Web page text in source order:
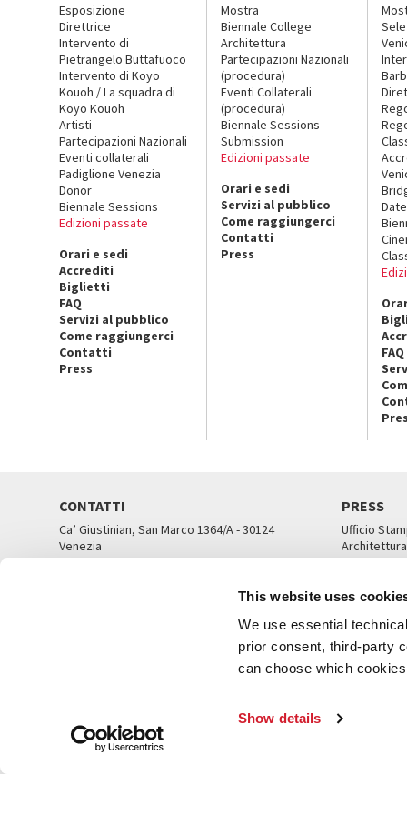
This website uses
We use essential
prior consent, third-party
can choose which
Show details
Esposizione
Direttrice
Intervento di
Pietrangelo Buttafuoco
Intervento di Koyo
Kouoh / La squadra di
Koyo Kouoh
Artisti
Partecipazioni Nazionali
Eventi collaterali
Padiglione Venezia
Donor
Biennale Sessions
Edizioni passate
Orari e sedi
Accrediti
Biglietti
FAQ
Servizi al pubblico
Come raggiungerci
Contatti
Press
Mostra
Biennale College
Architettura
Partecipazioni Nazionali
(procedura)
Eventi Collaterali
(procedura)
Biennale Sessions
Submission
Edizioni passate
Orari e sedi
Servizi al pubblico
Come raggiungerci
Contatti
Press
FAQ
CONTATTI
Ca’ Giustinian, San Marco 1364/A - 30124
Venezia
Tel. 041 5218711
PRESS
Ufficio
Architettura
Ca’
UFFICI